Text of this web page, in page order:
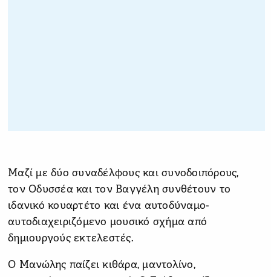
Μαζί με δύο συναδέλφους και συνοδοιπόρους,
τον Οδυσσέα και τον Βαγγέλη συνθέτουν το
ιδανικό κουαρτέτο και ένα αυτοδύναμο-
αυτοδιαχειριζόμενο μουσικό σχήμα από
δημιουργούς εκτελεστές.
Ο Μανώλης παίζει κιθάρα, μαντολίνο,